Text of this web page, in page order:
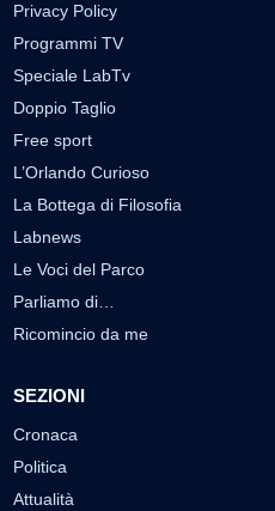
Privacy Policy
Programmi TV
Speciale LabTv
Doppio Taglio
Free sport
L’Orlando Curioso
La Bottega di Filosofia
Labnews
Le Voci del Parco
Parliamo di…
Ricomincio da me
SEZIONI
Cronaca
Politica
Attualità